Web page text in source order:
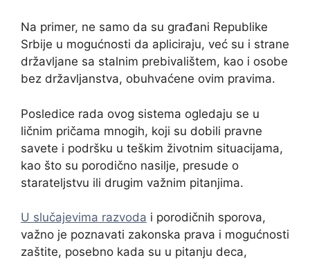
Na primer, ne samo da su građani Republike
Srbije u mogućnosti da apliciraju, već su i strane
državljane sa stalnim prebivalištem, kao i osobe
bez državljanstva, obuhvaćene ovim pravima.
Posledice rada ovog sistema ogledaju se u
ličnim pričama mnogih, koji su dobili pravne
savete i podršku u teškim životnim situacijama,
kao što su porodično nasilje, presude o
starateljstvu ili drugim važnim pitanjima.
U slučajevima razvoda i porodičnih sporova,
važno je poznavati zakonska prava i mogućnosti
zaštite, posebno kada su u pitanju deca,